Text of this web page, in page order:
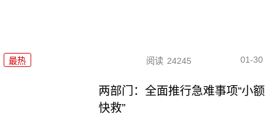
最热 阅读 24245 01-30
两部门：全面推行急难事项“小额
快救”